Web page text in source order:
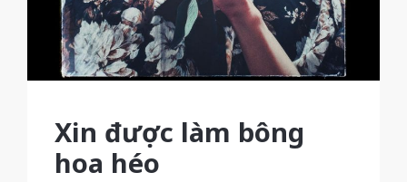
Xin được làm bông
hoa héo